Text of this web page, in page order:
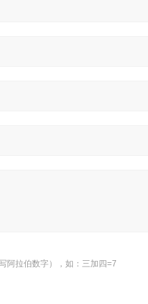
阿拉伯数字），如：三加四=7